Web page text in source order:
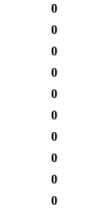
0
0
0
0
0
0
0
0
0
0